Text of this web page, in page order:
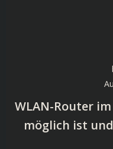
WLAN-Router
möglich ist